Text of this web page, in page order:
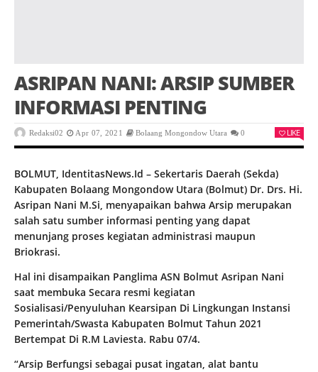
ASRIPAN NANI: ARSIP SUMBER
INFORMASI PENTING
Redaksi02 Apr 07, 2021 Bolaang Mongondow Utara 0 LIKE
BOLMUT, IdentitasNews.Id – Sekertaris Daerah (Sekda)
Kabupaten Bolaang Mongondow Utara (Bolmut) Dr. Drs. Hi.
Asripan Nani M.Si, menyapaikan bahwa Arsip merupakan
salah satu sumber informasi penting yang dapat
menunjang proses kegiatan administrasi maupun
Briokrasi.
Hal ini disampaikan Panglima ASN Bolmut Asripan Nani
saat membuka Secara resmi kegiatan
Sosialisasi/Penyuluhan Kearsipan Di Lingkungan Instansi
Pemerintah/Swasta Kabupaten Bolmut Tahun 2021
Bertempat Di R.M Laviesta. Rabu 07/4.
“Arsip Berfungsi sebagai pusat ingatan, alat bantu